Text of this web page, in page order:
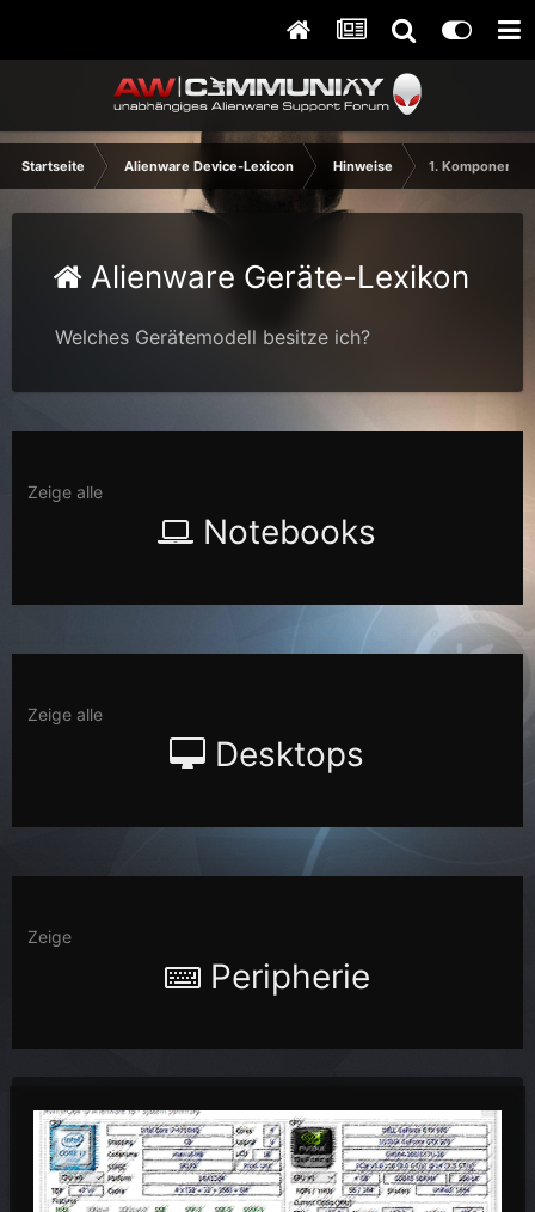
Startseite Alienware Device-Lexicon Hinweise 1.
Alienware Geräte-Lexikon
Welches Gerätemodell besitze ich?
Zeige alle
Notebooks
Zeige alle
Desktops
Zeige
Peripherie